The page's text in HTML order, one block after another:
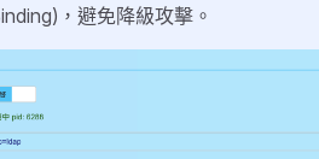
，避免降級攻擊。